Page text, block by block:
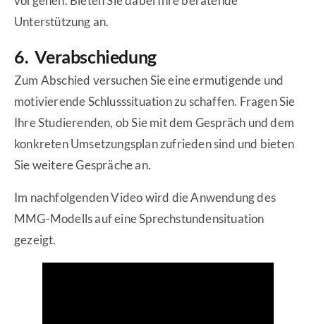
Unterstützung an.
6. Verabschiedung
Zum Abschied versuchen Sie eine ermutigende und
motivierende Schlusssituation zu schaffen. Fragen Sie
Ihre Studierenden, ob Sie mit dem Gespräch und dem
konkreten Umsetzungsplan zufrieden sind und bieten
Sie weitere Gespräche an.
Im nachfolgenden Video wird die Anwendung des
MMG-Modells auf eine Sprechstundensituation
gezeigt.